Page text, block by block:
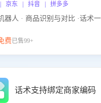
京东 | 抖音 | 拼多多
器人 · 商品识别与对比 ·话术
费已售99+
话术支持绑定商家编码